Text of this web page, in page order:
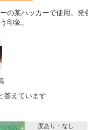
の某ハッカーで使用。発
印象。
答えています
度あり・なし